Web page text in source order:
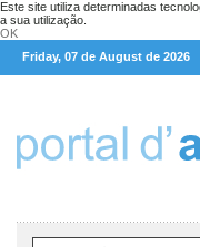
Este site utiliza determinadas
a sua utilização.
OK
Friday, 07 de August de 2026